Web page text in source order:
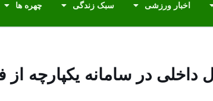
اخبار ورزشی سبک زندگی چهره ها
در سامانه یکپارچه از